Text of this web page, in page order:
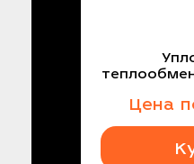
Цена